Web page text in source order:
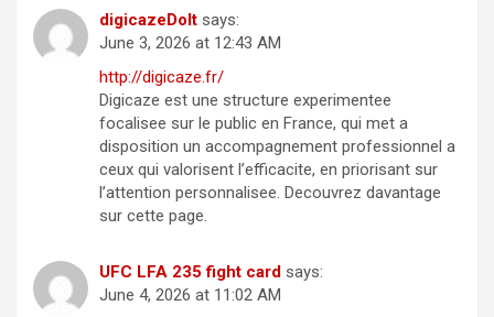
digicazeDoIt says:
June 3, 2026 at 12:43 AM
http://digicaze.fr/
Digicaze est une structure experimentee
focalisee sur le public en France, qui met a
disposition un accompagnement professionnel a
ceux qui valorisent l’efficacite, en priorisant sur
l’attention personnalisee. Decouvrez davantage
sur cette page.
UFC LFA 235 fight card says:
June 4, 2026 at 11:02 AM